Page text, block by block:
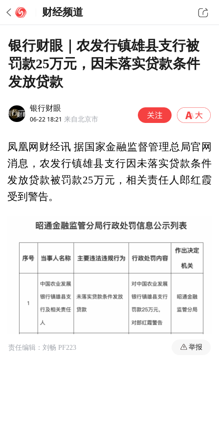
财经频道
银行财眼｜农发行镇雄县支行被
罚款25万元，因未落实贷款条件
发放贷款
银行财眼
06-22 18:21 来自北京市
凤凰网财经讯 据国家金融监督管理总局官网
消息，农发行镇雄县支行因未落实贷款条件
发放贷款被罚款25万元，相关责任人郎红霞
受到警告。
责任编辑：刘畅 PF223 举报